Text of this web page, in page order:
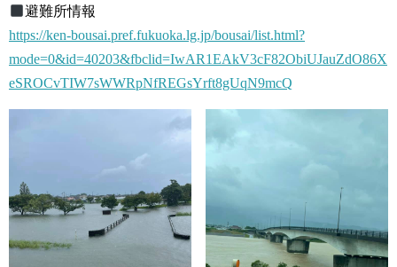
避難所情報
https://ken-bousai.pref.fukuoka.lg.jp/bousai/list.html?
mode=0&id=40203&fbclid=IwAR1EAkV3cF82ObiUJauZdO86X
eSROCvTIW7sWWRpNfREGsYrft8gUqN9mcQ